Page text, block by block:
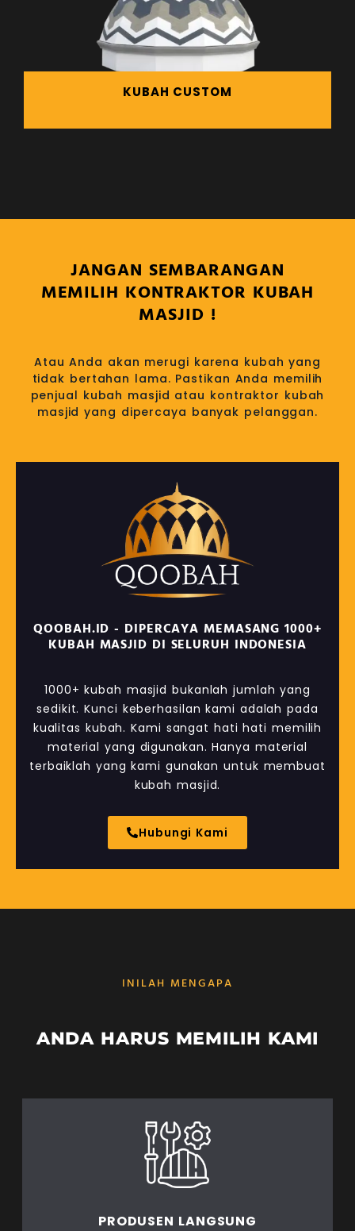
KUBAH CUSTOM
JANGAN SEMBARANGAN
MEMILIH KONTRAKTOR KUBAH
MASJID !
Atau Anda akan merugi karena kubah yang
tidak bertahan lama. Pastikan Anda memilih
penjual kubah masjid atau kontraktor kubah
masjid yang dipercaya banyak pelanggan.
QOOBAH.ID - DIPERCAYA MEMASANG 1000+
KUBAH MASJID DI SELURUH INDONESIA
1000+ kubah masjid bukanlah jumlah yang
sedikit. Kunci keberhasilan kami adalah pada
kualitas kubah. Kami sangat hati hati memilih
material yang digunakan. Hanya material
terbaiklah yang kami gunakan untuk membuat
kubah masjid.
Hubungi Kami
INILAH MENGAPA
ANDA HARUS MEMILIH KAMI
PRODUSEN LANGSUNG